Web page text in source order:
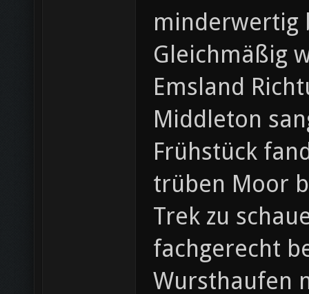
minderwertig
Gleichmäßig
Emsland
Middleton
Frühstück
trüben Moor
Trek zu
fachgerecht
Wursthaufen